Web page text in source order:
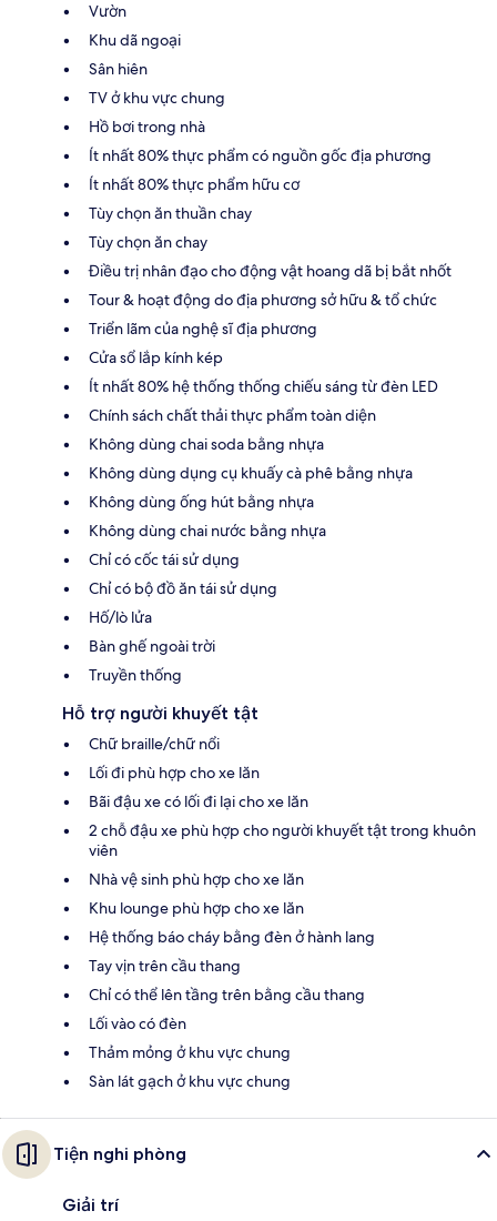
Vườn
Khu dã ngoại
Sân hiên
TV ở khu vực chung
Hồ bơi trong nhà
Ít nhất 80% thực phẩm có nguồn gốc địa phương
Ít nhất 80% thực phẩm hữu cơ
Tùy chọn ăn thuần chay
Tùy chọn ăn chay
Điều trị nhân đạo cho động vật hoang dã bị bắt nhốt
Tour & hoạt động do địa phương sở hữu & tổ chức
Triển lãm của nghệ sĩ địa phương
Cửa sổ lắp kính kép
Ít nhất 80% hệ thống thống chiếu sáng từ đèn LED
Chính sách chất thải thực phẩm toàn diện
Không dùng chai soda bằng nhựa
Không dùng dụng cụ khuấy cà phê bằng nhựa
Không dùng ống hút bằng nhựa
Không dùng chai nước bằng nhựa
Chỉ có cốc tái sử dụng
Chỉ có bộ đồ ăn tái sử dụng
Hố/lò lửa
Bàn ghế ngoài trời
Truyền thống
Hỗ trợ người khuyết tật
Chữ braille/chữ nổi
Lối đi phù hợp cho xe lăn
Bãi đậu xe có lối đi lại cho xe lăn
2 chỗ đậu xe phù hợp cho người khuyết tật trong khuôn
viên
Nhà vệ sinh phù hợp cho xe lăn
Khu lounge phù hợp cho xe lăn
Hệ thống báo cháy bằng đèn ở hành lang
Tay vịn trên cầu thang
Chỉ có thể lên tầng trên bằng cầu thang
Lối vào có đèn
Thảm mỏng ở khu vực chung
Sàn lát gạch ở khu vực chung
Tiện nghi phòng
Giải trí